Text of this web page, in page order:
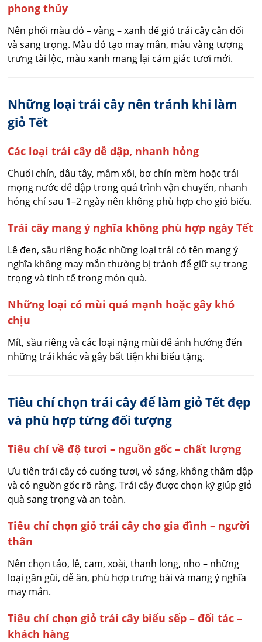
phong thủy
Nên phối màu đỏ – vàng – xanh để giỏ trái cây cân đối
và sang trọng. Màu đỏ tạo may mắn, màu vàng tượng
trưng tài lộc, màu xanh mang lại cảm giác tươi mới.
Những loại trái cây nên tránh khi làm
giỏ Tết
Các loại trái cây dễ dập, nhanh hỏng
Chuối chín, dâu tây, mâm xôi, bơ chín mềm hoặc trái
mọng nước dễ dập trong quá trình vận chuyển, nhanh
hỏng chỉ sau 1–2 ngày nên không phù hợp cho giỏ biếu.
Trái cây mang ý nghĩa không phù hợp ngày Tết
Lê đen, sầu riêng hoặc những loại trái có tên mang ý
nghĩa không may mắn thường bị tránh để giữ sự trang
trọng và tinh tế trong món quà.
Những loại có mùi quá mạnh hoặc gây khó
chịu
Mít, sầu riêng và các loại nặng mùi dễ ảnh hưởng đến
những trái khác và gây bất tiện khi biếu tặng.
Tiêu chí chọn trái cây để làm giỏ Tết đẹp
và phù hợp từng đối tượng
Tiêu chí về độ tươi – nguồn gốc – chất lượng
Ưu tiên trái cây có cuống tươi, vỏ sáng, không thâm dập
và có nguồn gốc rõ ràng. Trái cây được chọn kỹ giúp giỏ
quà sang trọng và an toàn.
Tiêu chí chọn giỏ trái cây cho gia đình – người
thân
Nên chọn táo, lê, cam, xoài, thanh long, nho – những
loại gần gũi, dễ ăn, phù hợp trưng bài và mang ý nghĩa
may mắn.
Tiêu chí chọn giỏ trái cây biếu sếp – đối tác –
khách hàng